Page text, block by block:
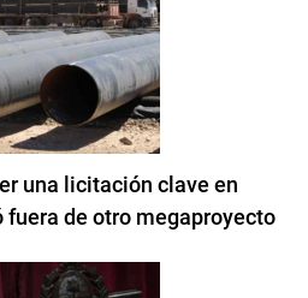
una licitación clave en
fuera de otro megaproyecto